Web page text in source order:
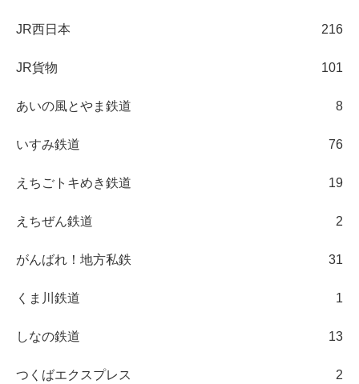
JR西日本 216
JR貨物 101
あいの風とやま鉄道 8
いすみ鉄道 76
えちごトキめき鉄道 19
えちぜん鉄道 2
がんばれ！地方私鉄 31
くま川鉄道 1
しなの鉄道 13
つくばエクスプレス 2